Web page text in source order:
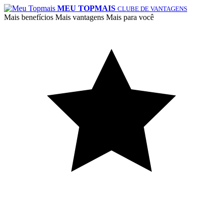
MEU TOPMAIS CLUBE DE VANTAGENS
Mais benefícios Mais vantagens Mais para você